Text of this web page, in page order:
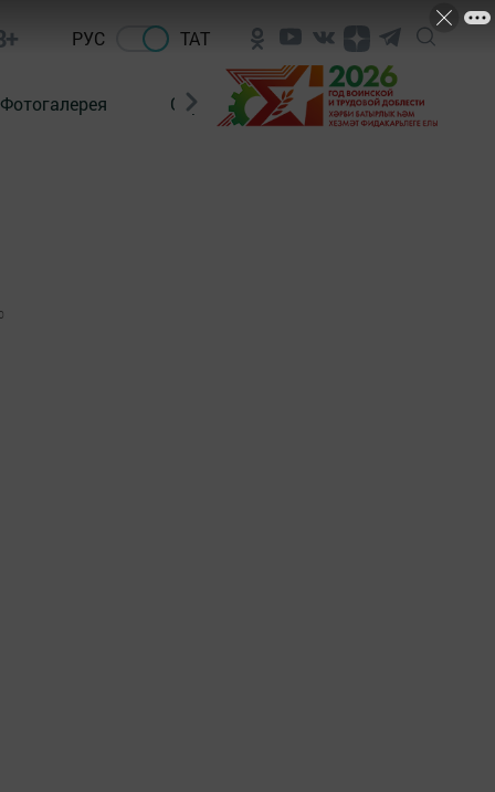
РУС ТАТ
Фотогалерея Сораштыру